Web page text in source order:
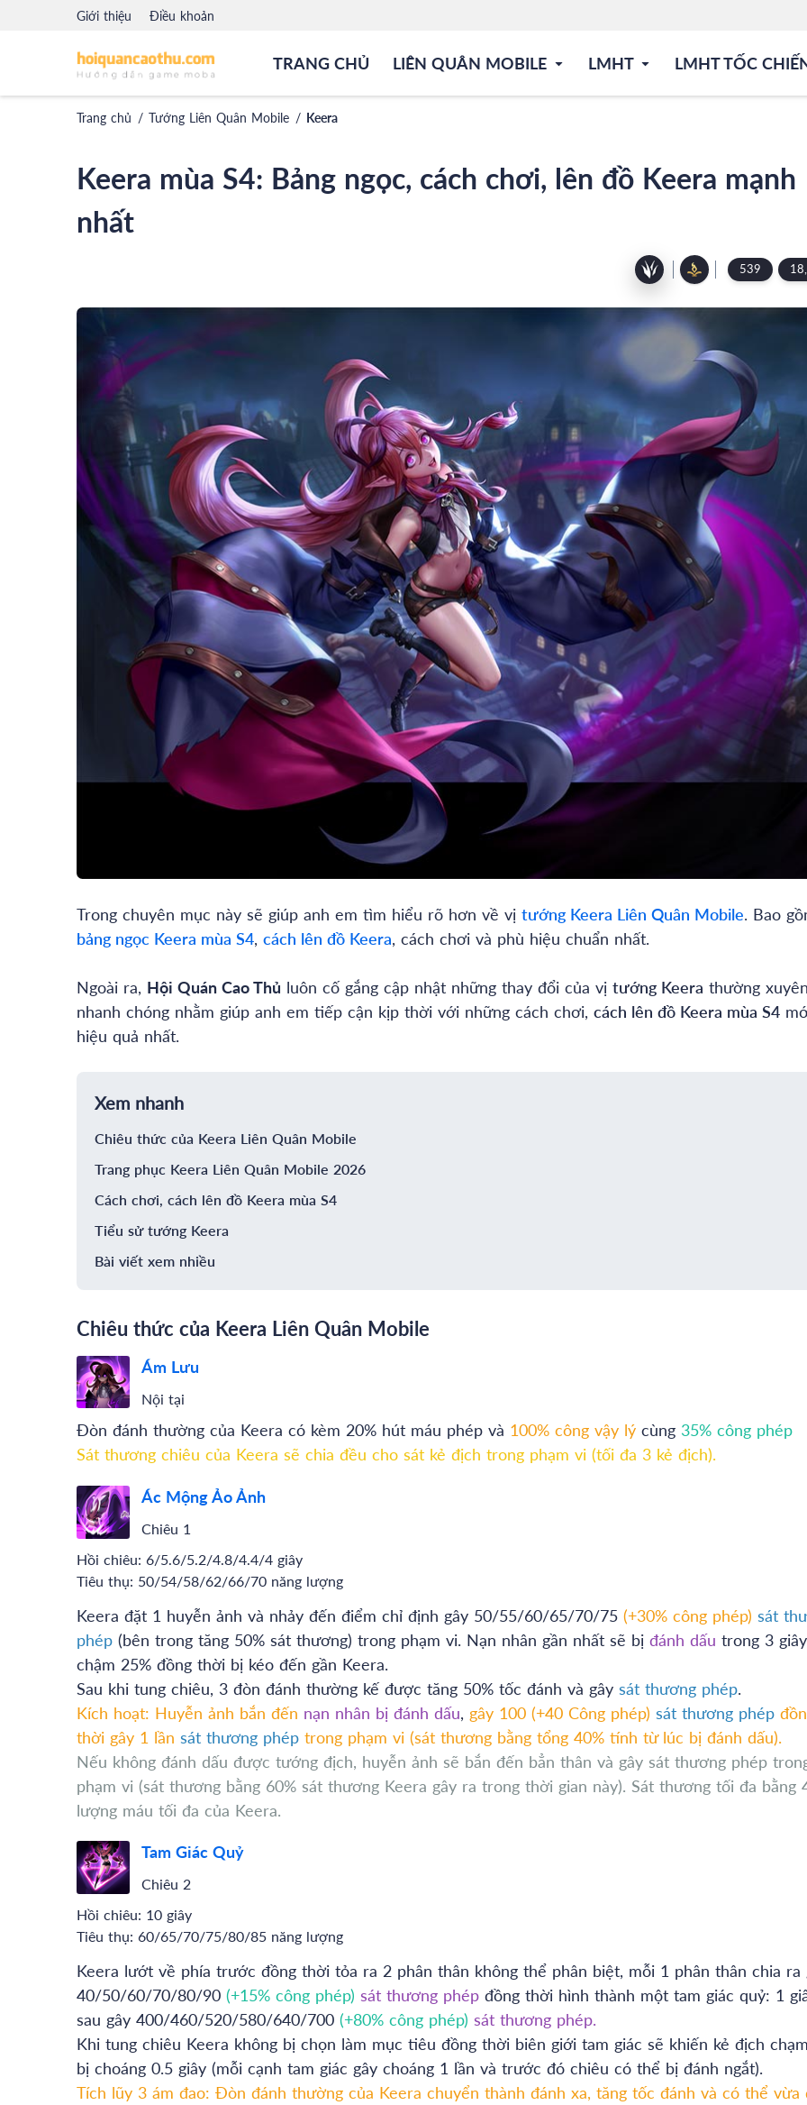
Giới thiệu Điều khoản
TRANG CHỦ LIÊN QUÂN MOBILE LMHT LMHT TỐC
Trang chủ / Tướng Liên Quân Mobile / Keera
Keera mùa S4: Bảng ngọc, cách chơi, lên đồ Keera mạnh
nhất
539
Trong chuyên mục này sẽ giúp anh em tìm hiểu rõ hơn về vị tướng Keera Liên Quân Mobile. Bao
bảng ngọc Keera mùa S4, cách lên đồ Keera, cách chơi và phù hiệu chuẩn nhất.
Ngoài ra, Hội Quán Cao Thủ luôn cố gắng cập nhật những thay đổi của vị tướng Keera thường
nhanh chóng nhằm giúp anh em tiếp cận kịp thời với những cách chơi, cách lên đồ Keera mùa S4
hiệu quả nhất.
Xem nhanh
Chiêu thức của Keera Liên Quân Mobile
Trang phục Keera Liên Quân Mobile 2026
Cách chơi, cách lên đồ Keera mùa S4
Tiểu sử tướng Keera
Bài viết xem nhiều
Chiêu thức của Keera Liên Quân Mobile
Ám Lưu
Nội tại
Đòn đánh thường của Keera có kèm 20% hút máu phép và 100% công vậy lý cùng 35% công phép
Sát thương chiêu của Keera sẽ chia đều cho sát kẻ địch trong phạm vi (tối đa 3 kẻ địch).
Ác Mộng Ảo Ảnh
Chiêu 1
Hồi chiêu: 6/5.6/5.2/4.8/4.4/4 giây
Tiêu thụ: 50/54/58/62/66/70 năng lượng
Keera đặt 1 huyễn ảnh và nhảy đến điểm chỉ định gây 50/55/60/65/70/75 (+30% công phép) sát
phép (bên trong tăng 50% sát thương) trong phạm vi. Nạn nhân gần nhất sẽ bị đánh dấu trong 3
chậm 25% đồng thời bị kéo đến gần Keera.
Sau khi tung chiêu, 3 đòn đánh thường kế được tăng 50% tốc đánh và gây sát thương phép.
Kích hoạt: Huyễn ảnh bắn đến nạn nhân bị đánh dấu, gây 100 (+40 Công phép) sát thương phép
thời gây 1 lần sát thương phép trong phạm vi (sát thương bằng tổng 40% tính từ lúc bị đánh dấu).
Nếu không đánh dấu được tướng địch, huyễn ảnh sẽ bắn đến bẳn thân và gây sát thương phép
phạm vi (sát thương bằng 60% sát thương Keera gây ra trong thời gian này). Sát thương tối đa bằng
lượng máu tối đa của Keera.
Tam Giác Quỷ
Chiêu 2
Hồi chiêu: 10 giây
Tiêu thụ: 60/65/70/75/80/85 năng lượng
Keera lướt về phía trước đồng thời tỏa ra 2 phân thân không thể phân biệt, mỗi 1 phân thân chia ra
40/50/60/70/80/90 (+15% công phép) sát thương phép đồng thời hình thành một tam giác quỷ: 1
sau gây 400/460/520/580/640/700 (+80% công phép) sát thương phép.
Khi tung chiêu Keera không bị chọn làm mục tiêu đồng thời biên giới tam giác sẽ khiến kẻ địch
bị choáng 0.5 giây (mỗi cạnh tam giác gây choáng 1 lần và trước đó chiêu có thể bị đánh ngắt).
Tích lũy 3 ám đao: Đòn đánh thường của Keera chuyển thành đánh xa, tăng tốc đánh và có thể vừa